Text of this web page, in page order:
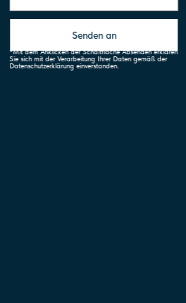
Senden an
*Mit dem Anklicken der Schaltfläche Absenden erklären
Sie sich mit der Verarbeitung Ihrer Daten gemäß der
Datenschutzerklärung einverstanden.